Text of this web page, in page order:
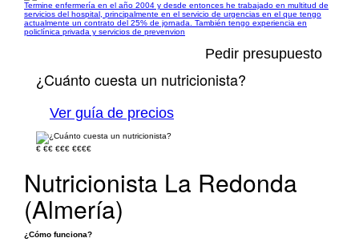
Termine enfermería en el año 2004 y desde entonces he trabajado en multitud de
servicios del hospital, principalmente en el servicio de urgencias en el que tengo
actualmente un contrato del 25% de jornada. También tengo experiencia en
policlínica privada y servicios de prevenvion
Pedir presupuesto
¿Cuánto cuesta un nutricionista?
Ver guía de precios
€ €€ €€€ €€€€
Nutricionista La Redonda
(Almería)
¿Cómo funciona?